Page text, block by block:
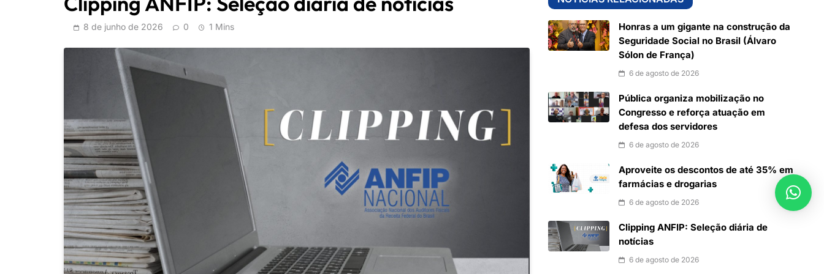
8 de junho de 2026 0 1 Mins
Honras a um gigante na construção da
Seguridade Social no Brasil (Álvaro
Sólon de França)
6 de agosto de 2026
Pública organiza mobilização no
Congresso e reforça atuação em
defesa dos servidores
6 de agosto de 2026
Aproveite os descontos de até 35% em
farmácias e drogarias
6 de agosto de 2026
Clipping ANFIP: Seleção diária de
notícias
6 de agosto de 2026